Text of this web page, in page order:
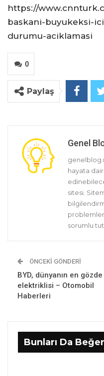
https://
baskani-buyukeksi-
durumu-aciklamasi
0
Paylaş
Genel
hayata
sitesi.
sorumlu
ÖNCEKI GÖNDERI
BYD, dünyanın en gözde
elektriklisi – Otomobil
Haberleri
Bunları Da